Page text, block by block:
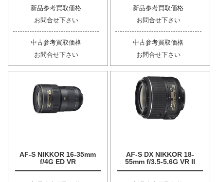
新品参考買取価格
お問合せ下さい
中古参考買取価格
お問合せ下さい
新品参考買取価格
お問合せ下さい
中古参考買取価格
お問合せ下さい
AF-S NIKKOR 16-35mm
f/4G ED VR
AF-S DX NIKKOR 18-
55mm f/3.5-5.6G VR II